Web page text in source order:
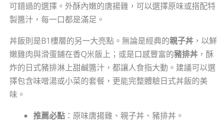
可錯過的選擇。外酥內嫩的唐揚雞，可以選擇原味或搭配特
製醬汁，每一口都是滿足。
丼飯則是B1樓層的另一大亮點。無論是經典的親子丼，以鮮
嫩雞肉與滑蛋鋪在香Q米飯上；或是口感豐富的豬排丼，酥
炸的日式豬排淋上甜鹹醬汁，都讓人食指大動。建議可以選
擇包含味噌湯或小菜的套餐，更能完整體驗日式丼飯的美
味。
推薦必點：原味唐揚雞、親子丼、豬排丼。